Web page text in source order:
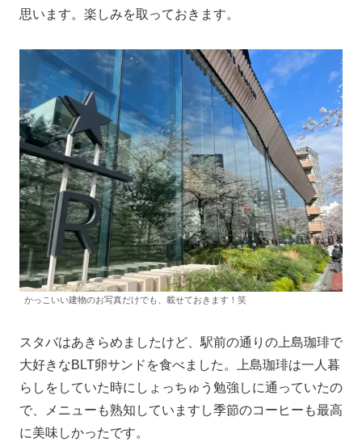
思います。楽しみを取っておきます。
かっこいい建物のお写真だけでも、載せておきます！笑
スタバはあきらめましたけど、駅前の通りの上島珈琲で
大好きなBLT卵サンドを食べました。上島珈琲は一人暮
らしをしていた時にしょっちゅう勉強しに通っていたの
で、メニューも熟知していますし季節のコーヒーも最高
に美味しかったです。